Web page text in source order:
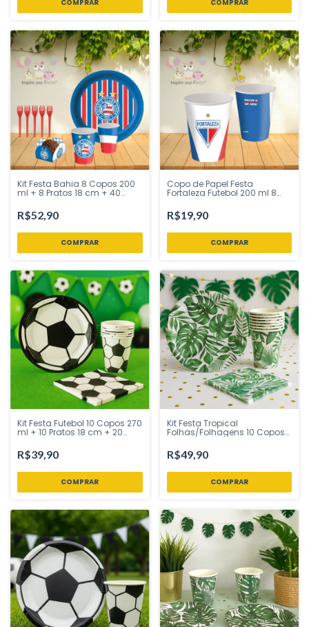
Kit Festa Bahia 8 Copos 200
ml + 8 Pratos 18 cm + 40
Festcolor Licenciado - Inspire
R$52,90
Copo de Papel Festa
Fortaleza Futebol 200 ml 8
Sua Festa Loja
R$19,90
Kit Festa Futebol 10 Copos 270
ml + 10 Pratos 18 cm + 20
Silver Festas
R$39,90
Kit Festa Tropical
Folhas/Folhagens 10 Copos
Guardanapos 32x32 cm –
Silver Festas
R$49,90